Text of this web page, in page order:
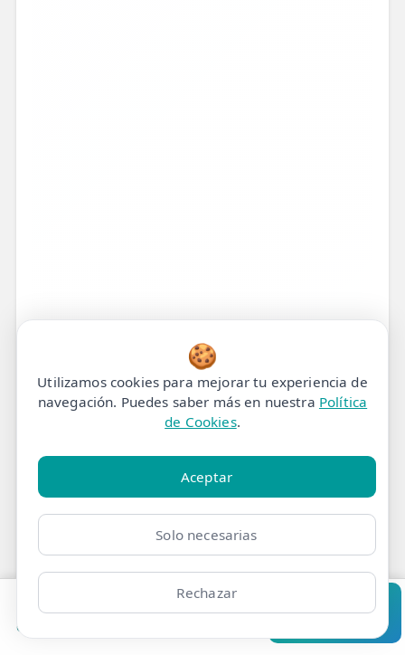
Clínicas
Tratamiento de
Fisioterapia para
Fracturas de Stress en el
Pie en Madrid
Pedir cita Consultar
🍪
Utilizamos cookies para mejorar tu experiencia de
navegación. Puedes saber más en nuestra Política
de Cookies.
Aceptar
Solo necesarias
Rechazar